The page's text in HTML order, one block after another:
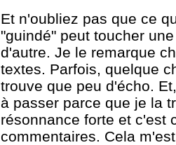
Et n'oubliez pas que ce
"guindé" peut toucher
d'autre. Je le remarque
textes. Parfois, quelque
trouve que peu d'écho.
à passer parce que je la
résonnance forte et c'est
commentaires. Cela